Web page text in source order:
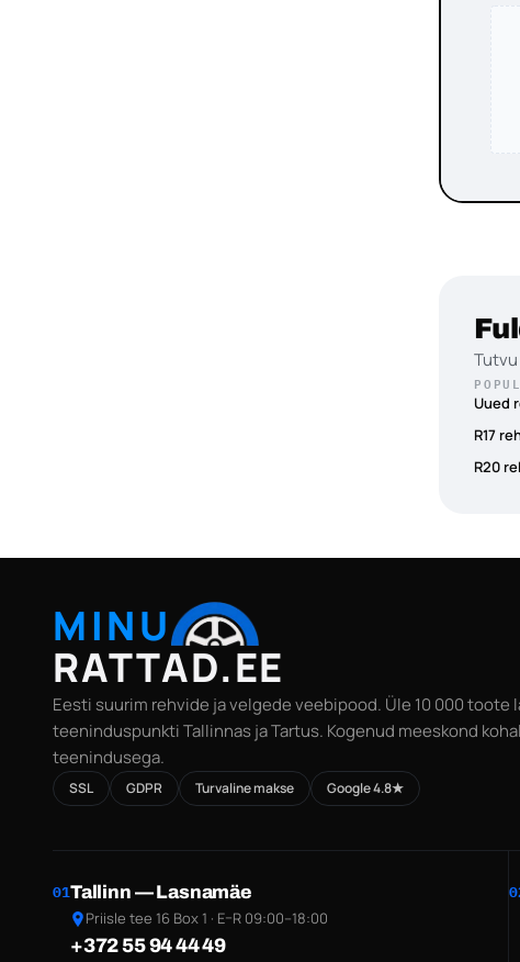
Uued
R17
R20
MINU
RATTAD.EE
Eesti suurim rehvide ja velgede veebipood. Üle 10 000 toote
teeninduspunkti Tallinnas ja Tartus. Kogenud meeskond
teenindusega.
SSL GDPR Turvaline makse Google 4.8★
01Tallinn — Lasnamäe
Priisle tee 16 Box 1 · E–R 09:00–18:00
+372 55 94 44 49